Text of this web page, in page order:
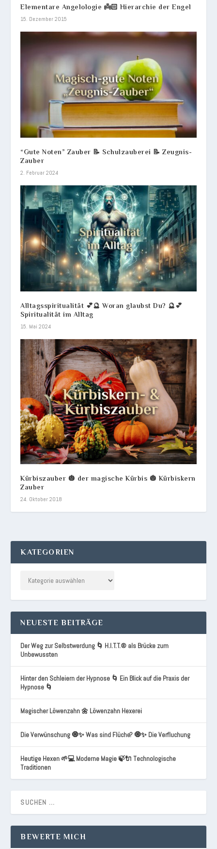
Elementare Angelologie 👼🏻 Hierarchie der Engel
15. Dezember 2015
“Gute Noten” Zauber 📝 Schulzauberei 📝 Zeugnis-
Zauber
2. Februar 2024
Alltagsspiritualität 💕🔮 Woran glaubst Du? 🔮💕
Spiritualität im Alltag
15. Mai 2024
Kürbiszauber 🎃 der magische Kürbis 🎃 Kürbiskern
Zauber
24. Oktober 2018
KATEGORIEN
NEUESTE BEITRÄGE
Der Weg zur Selbstwerdung 🌀 H.I.T.T.® als Brücke zum
Unbewussten
Hinter den Schleiern der Hypnose 🌀 Ein Blick auf die Praxis der
Hypnose 🌀
Magischer Löwenzahn 🌼 Löwenzahn Hexerei
Die Verwünschung 🧿✨ Was sind Flüche? 🧿✨ Die Verfluchung
Heutige Hexen 🌱💻 Moderne Magie 🍃🔌 Technologische
Traditionen
BEWERTE MICH